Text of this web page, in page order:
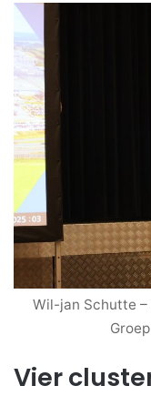
Wil-jan Schutte –
Vier